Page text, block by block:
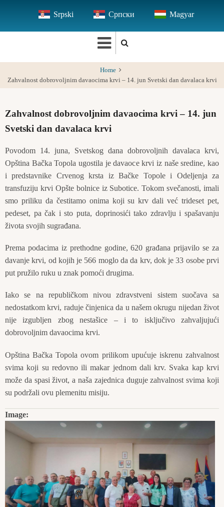
main
Srpski Српски Magyar
Home
Zahvalnost dobrovoljnim davaocima krvi – 14. jun Svetski dan davalaca krvi
Zahvalnost dobrovoljnim davaocima krvi – 14. jun
Svetski dan davalaca krvi
Povodom 14. juna, Svetskog dana dobrovoljnih davalaca krvi,
Opština Bačka Topola ugostila je davaoce krvi iz naše sredine, kao
i predstavnike Crvenog krsta iz Bačke Topole i Odeljenja za
transfuziju krvi Opšte bolnice iz Subotice. Tokom svečanosti, imali
smo priliku da čestitamo onima koji su krv dali već trideset pet,
pedeset, pa čak i sto puta, doprinosići tako zdravlju i spašavanju
života svojih sugrađana.
Prema podacima iz prethodne godine, 620 građana prijavilo se za
davanje krvi, od kojih je 566 moglo da da krv, dok je 33 osobe prvi
put pružilo ruku u znak pomoći drugima.
Iako se na republičkom nivou zdravstveni sistem suočava sa
nedostatkom krvi, raduje činjenica da u našem okrugu nijedan život
nije izgubljen zbog nestašice – i to isključivo zahvaljujući
dobrovoljnim davaocima krvi.
Opština Bačka Topola ovom prilikom upućuje iskrenu zahvalnost
svima koji su redovno ili makar jednom dali krv. Svaka kap krvi
može da spasi život, a naša zajednica duguje zahvalnost svima koji
su podržali ovu plemenitu misiju.
Image